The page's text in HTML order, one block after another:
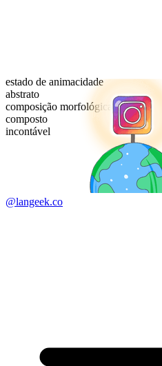
estado de animacidade
abstrato
composição morfológica
composto
incontável
@langeek.co